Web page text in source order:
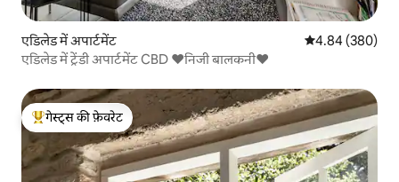
एडिलेड में अपार्टमेंट औसत रेटिंग 5 में से
4.84 (380)
एडिलेड में ट्रेंडी अपार्टमेंट CBD ❤निजी बालकनी❤
गेस्ट्स का टॉप फ़ेवरेट
गेस्ट्स की फ़ेवरेट